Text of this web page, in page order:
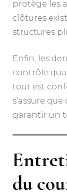
protège les
clôtures
structures
Enfin, les
contrôle
tout est
s’assure
garantir un
du